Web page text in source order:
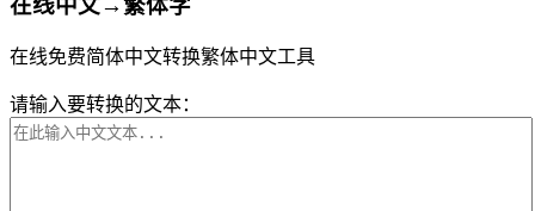
在线免费简体中文转换繁体中文工具
请输入要转换的文本：